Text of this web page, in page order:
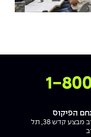
1-
הפיקוס
רחוב מבצע קדש 38, תל